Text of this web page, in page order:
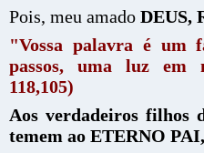
Pois, meu amado DEUS,
"Vossa palavra é um
passos, uma luz em
118,105)
Aos verdadeiros filhos
temem ao ETERNO